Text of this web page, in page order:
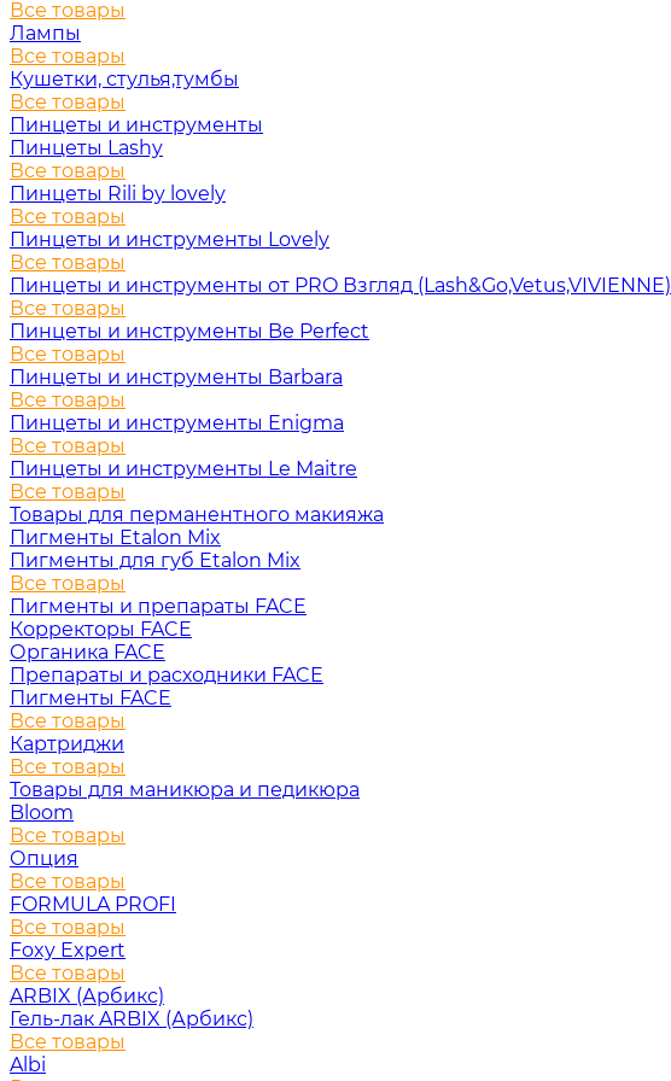
Все товары
Лампы
Все товары
Кушетки, стулья,тумбы
Все товары
Пинцеты и инструменты
Пинцеты Lashy
Все товары
Пинцеты Rili by lovely
Все товары
Пинцеты и инструменты Lovely
Все товары
Пинцеты и инструменты от PRO Взгляд (Lash&Go,Vetus,VIVIENNE)
Все товары
Пинцеты и инструменты Be Perfect
Все товары
Пинцеты и инструменты Barbara
Все товары
Пинцеты и инструменты Enigma
Все товары
Пинцеты и инструменты Le Maitre
Все товары
Товары для перманентного макияжа
Пигменты Etalon Mix
Пигменты для губ Etalon Mix
Все товары
Пигменты и препараты FACE
Корректоры FACE
Органика FACE
Препараты и расходники FACE
Пигменты FACE
Все товары
Картриджи
Все товары
Товары для маникюра и педикюра
Bloom
Все товары
Опция
Все товары
FORMULA PROFI
Все товары
Foxy Expert
Все товары
ARBIX (Арбикс)
Гель-лак ARBIX (Арбикс)
Все товары
Albi